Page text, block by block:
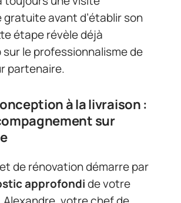
avant d’établir son
étape révèle déjà
le professionnalisme de
partenaire.
à la livraison :
sur
de rénovation démarre par
approfondide votre